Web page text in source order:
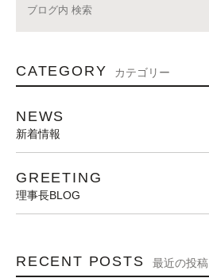
CATEGORY カテゴリー
NEWS
新着情報
GREETING
理事長BLOG
RECENT POSTS 最近の投稿